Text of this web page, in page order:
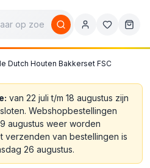
Dutch Houten Bakkerset FSC
van 22 juli t/m 18 augustus zijn
Webshopbestellingen
augustus weer worden
verzenden van bestellingen is
26 augustus.